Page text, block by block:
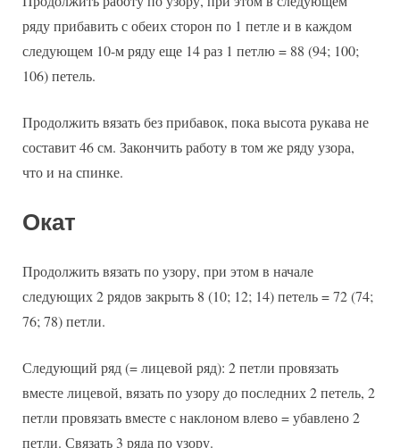
ряду прибавить с обеих сторон по 1 петле и в каждом
следующем 10-м ряду еще 14 раз 1 петлю = 88 (94; 100;
106) петель.
Продолжить вязать без прибавок, пока высота рукава не
составит 46 см. Закончить работу в том же ряду узора,
что и на спинке.
Окат
Продолжить вязать по узору, при этом в начале
следующих 2 рядов закрыть 8 (10; 12; 14) петель = 72 (74;
76; 78) петли.
Следующий ряд (= лицевой ряд): 2 петли провязать
вместе лицевой, вязать по узору до последних 2 петель, 2
петли провязать вместе с наклоном влево = убавлено 2
петли. Связать 3 ряда по узору.